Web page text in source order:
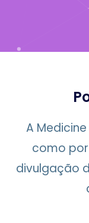
A
como
divulgação